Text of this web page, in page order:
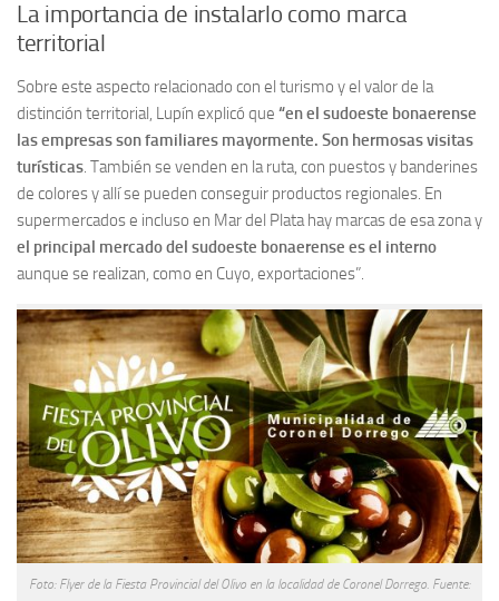
La importancia de instalarlo como marca
territorial
Sobre este aspecto relacionado con el turismo y el valor de la
distinción territorial, Lupín explicó que “en el sudoeste bonaerense
las empresas son familiares mayormente. Son hermosas visitas
turísticas. También se venden en la ruta, con puestos y banderines
de colores y allí se pueden conseguir productos regionales. En
supermercados e incluso en Mar del Plata hay marcas de esa zona y
el principal mercado del sudoeste bonaerense es el interno
aunque se realizan, como en Cuyo, exportaciones”.
Foto: Flyer de la Fiesta Provincial del Olivo en la localidad de Coronel Dorrego. Fuente: